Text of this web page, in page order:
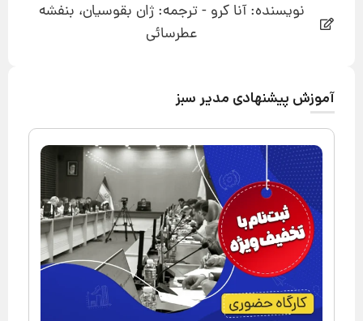
نویسنده: آنا کرو - ترجمه: ژان بقوسیان، بنفشه
عطرسائی
آموزش پیشنهادی مدیر سبز